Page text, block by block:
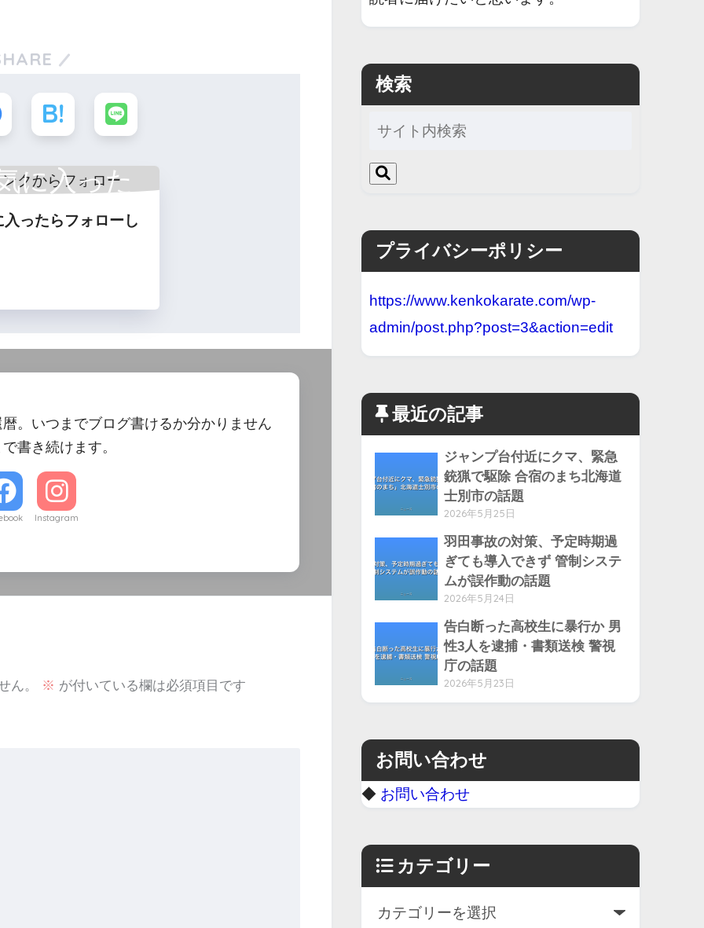
に入った
ォロー
ったらフォローし
。いつまでブログ書けるか分かりません
書き続けます。
Instagram
ん。 ※ が付いている欄は必須項目です
検索
プライバシーポリシー
https://www.kenkokarate.com/wp-
admin/post.php?post=3&action=edit
最近の記事
ジャンプ台付近にクマ、緊急
銃猟で駆除 合宿のまち北海道
士別市の話題
2026年5月25日
羽田事故の対策、予定時期過
ぎても導入できず 管制システ
ムが誤作動の話題
2026年5月24日
告白断った高校生に暴行か 男
性3人を逮捕・書類送検 警視
庁の話題
2026年5月23日
お問い合わせ
◆ お問い合わせ
カテゴリー